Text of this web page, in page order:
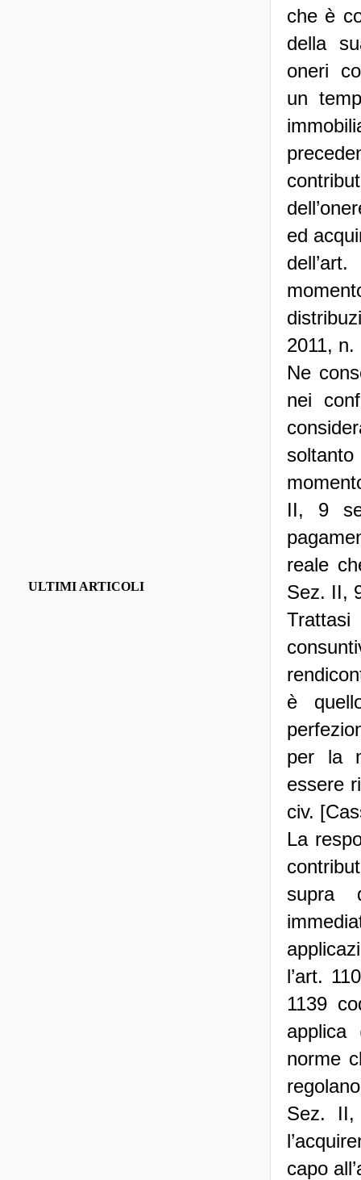
che è
della
oneri
un
ed
2011,
Ne
nei
II, 9
reale
Sez. II,
è
per la
essere
civ.
La
supra
l’art.
1139
applica
norme
Sez. II,
capo
ULTIMI ARTICOLI